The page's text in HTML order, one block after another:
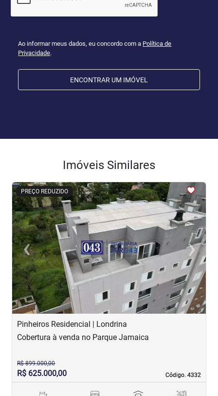
Ao informar meus dados, eu concordo com a Política de
Privacidade.
ENCONTRAR UM IMÓVEL
Imóveis Similares
PREÇO REDUZIDO
<<<<
‹Previous ›Next
Pinheiros Residencial | Londrina
Código. 4332
Código. 4332
Cobertura à venda no Parque Jamaica
R$ 899.000,00
R$ 625.000,00